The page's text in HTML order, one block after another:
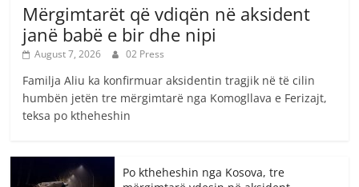
Mërgimtarët që vdiqën në aksident
janë babë e bir dhe nipi
August 7, 2026 02 Press
Familja Aliu ka konfirmuar aksidentin tragjik në të cilin
humbën jetën tre mërgimtarë nga Komogllava e Ferizajt,
teksa po ktheheshin
Po ktheheshin nga Kosova, tre